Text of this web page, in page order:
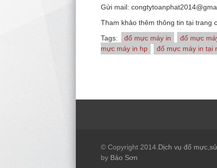
Gửi mail:
Tham khảo thêm thông tin tại trang
Tags:
đổ mực máy in đổ mực
mực máy in hp
đổ mực máy in tại
© Copyright 2014. Dịch vụ đổ mực
by Bảo Sơn